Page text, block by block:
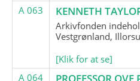
A 063
KENNETH
Arkivfonden
Vestgrønland,
[Klik for at se]
A 064
PROFESSOR OVE